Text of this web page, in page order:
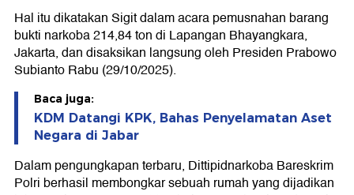
Hal itu dikatakan Sigit dalam acara pemusnahan barang
bukti narkoba 214,84 ton di Lapangan Bhayangkara,
Jakarta, dan disaksikan langsung oleh Presiden Prabowo
Subianto Rabu (29/10/2025).
Baca juga:
KDM Datangi KPK, Bahas Penyelamatan Aset
Negara di Jabar
Dalam pengungkapan terbaru, Dittipidnarkoba Bareskrim
Polri berhasil membongkar sebuah rumah yang dijadikan